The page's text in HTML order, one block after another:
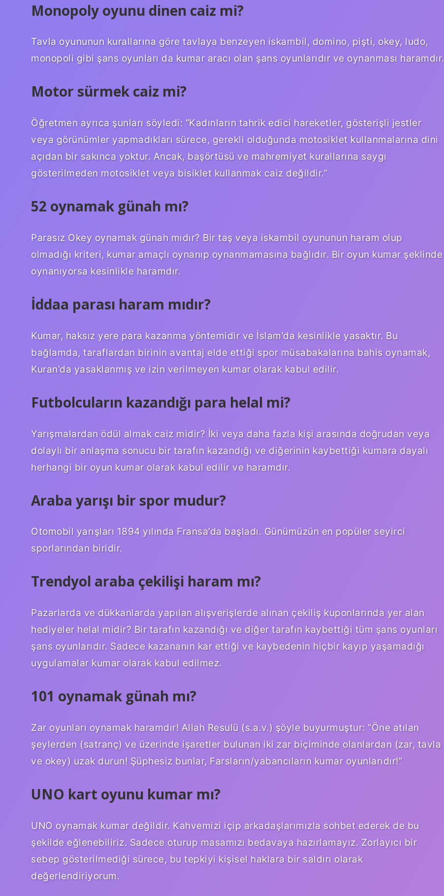
Monopoly oyunu dinen caiz mi?
Tavla oyununun kurallarına göre tavlaya benzeyen iskambil, domino, pişti, okey, ludo,
monopoli gibi şans oyunları da kumar aracı olan şans oyunlarıdır ve oynanması haramdır.
Motor sürmek caiz mi?
Öğretmen ayrıca şunları söyledi: “Kadınların tahrik edici hareketler, gösterişli jestler
veya görünümler yapmadıkları sürece, gerekli olduğunda motosiklet kullanmalarına dini
açıdan bir sakınca yoktur. Ancak, başörtüsü ve mahremiyet kurallarına saygı
gösterilmeden motosiklet veya bisiklet kullanmak caiz değildir.”
52 oynamak günah mı?
Parasız Okey oynamak günah mıdır? Bir taş veya iskambil oyununun haram olup
olmadığı kriteri, kumar amaçlı oynanıp oynanmamasına bağlıdır. Bir oyun kumar şeklinde
oynanıyorsa kesinlikle haramdır.
İddaa parası haram mıdır?
Kumar, haksız yere para kazanma yöntemidir ve İslam’da kesinlikle yasaktır. Bu
bağlamda, taraflardan birinin avantaj elde ettiği spor müsabakalarına bahis oynamak,
Kuran’da yasaklanmış ve izin verilmeyen kumar olarak kabul edilir.
Futbolcuların kazandığı para helal mi?
Yarışmalardan ödül almak caiz midir? İki veya daha fazla kişi arasında doğrudan veya
dolaylı bir anlaşma sonucu bir tarafın kazandığı ve diğerinin kaybettiği kumara dayalı
herhangi bir oyun kumar olarak kabul edilir ve haramdır.
Araba yarışı bir spor mudur?
Otomobil yarışları 1894 yılında Fransa’da başladı. Günümüzün en popüler seyirci
sporlarından biridir.
Trendyol araba çekilişi haram mı?
Pazarlarda ve dükkanlarda yapılan alışverişlerde alınan çekiliş kuponlarında yer alan
hediyeler helal midir? Bir tarafın kazandığı ve diğer tarafın kaybettiği tüm şans oyunları
şans oyunlarıdır. Sadece kazananın kar ettiği ve kaybedenin hiçbir kayıp yaşamadığı
uygulamalar kumar olarak kabul edilmez.
101 oynamak günah mı?
Zar oyunları oynamak haramdır! Allah Resulü (s.a.v.) şöyle buyurmuştur: “Öne atılan
şeylerden (satranç) ve üzerinde işaretler bulunan iki zar biçiminde olanlardan (zar, tavla
ve okey) uzak durun! Şüphesiz bunlar, Farsların/yabancıların kumar oyunlarıdır!”
UNO kart oyunu kumar mı?
UNO oynamak kumar değildir. Kahvemizi içip arkadaşlarımızla sohbet ederek de bu
şekilde eğlenebiliriz. Sadece oturup masamızı bedavaya hazırlamayız. Zorlayıcı bir
sebep gösterilmediği sürece, bu tepkiyi kişisel haklara bir saldırı olarak
değerlendiriyorum.